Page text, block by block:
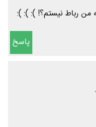
رباط نیستم؟! ): ): ):
پاسخ